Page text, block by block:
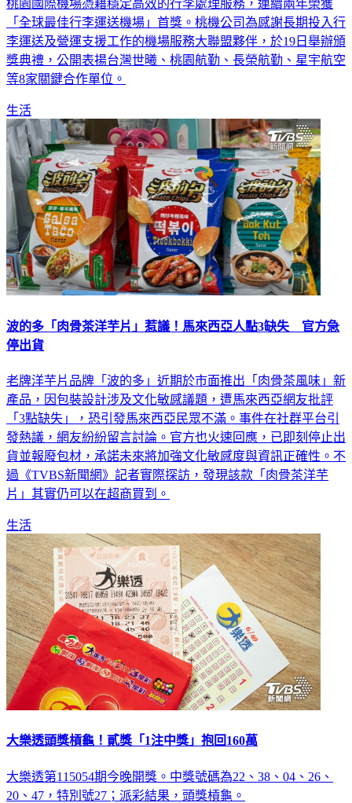
桃園國際機場憑藉穩定高效的行李處理服務，連續兩年榮獲
「全球最佳行李運送機場」首獎。桃機公司為感謝長期投入行
李運送及營運支援工作的機場服務大聯盟夥伴，於19日舉辦頒
獎典禮，公開表揚台灣世曦、桃園航勤、長榮航勤、星宇航空
等8家關鍵合作單位。
生活
波的多「肉骨茶洋芋片」惹議！馬來西亞人點3缺失 官方急
停出貨
老牌洋芋片品牌「波的多」近期於市面推出「肉骨茶風味」新
產品，因包裝設計涉及文化敏感議題，遭馬來西亞網友批評
「3點缺失」，恐引發馬來西亞民眾不滿。事件在社群平台引
發熱議，網友紛紛留言討論。官方也火速回應，已即刻停止出
貨並報廢包材，承諾未來將加強文化敏感度與資訊正確性。不
過《TVBS新聞網》記者實際探訪，發現該款「肉骨茶洋芋
片」其實仍可以在超商買到。
生活
大樂透頭獎槓龜！貳獎「1注中獎」抱回160萬
大樂透第115054期今晚開獎。中獎號碼為22、38、04、26、
20、47，特別號27；派彩結果，頭獎槓龜。